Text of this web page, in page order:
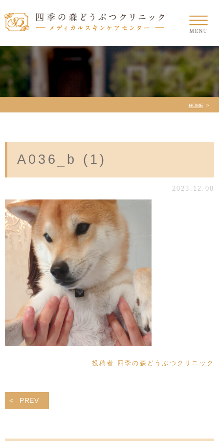
HOME
A036_b (1)
2023.12.08
投稿者: 四季の森どうぶつクリニック
PREV